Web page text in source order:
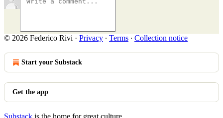
© 2026 Federico Rivi · Privacy ∙ Terms ∙ Collection notice
Start your Substack
Get the app
Substack is the home for great culture